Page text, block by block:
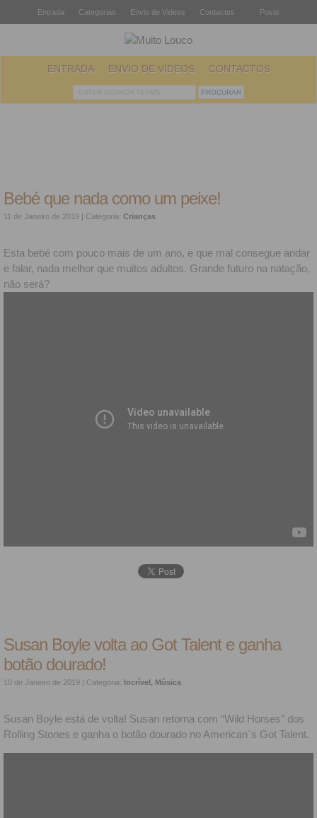
Entrada Categorias Envio de Videos Contactos Posts
ENTRADA ENVIO DE VIDEOS CONTACTOS
Bebé que nada como um peixe!
11 de Janeiro de 2019 | Categoria: Crianças
Esta bebé com pouco mais de um ano, e que mal consegue andar
e falar, nada melhor que muitos adultos. Grande futuro na natação,
não será?
Susan Boyle volta ao Got Talent e ganha
botão dourado!
10 de Janeiro de 2019 | Categoria: Incrível, Música
Susan Boyle está de volta! Susan retorna com “Wild Horses” dos
Rolling Stones e ganha o botão dourado no American´s Got Talent.